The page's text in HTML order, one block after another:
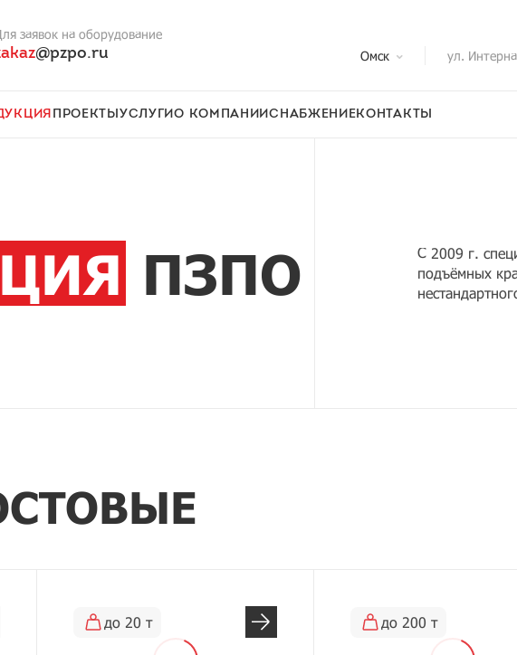
заявок на оборудование
@pzpo.ru Омск ул.
ПРОЕКТЫ УСЛУГИО КОМПАНИИСНАБЖЕНИЕКОНТАКТЫ
ПЗПО
С 2009 г.
подъёмных
до 20 т до 200 т